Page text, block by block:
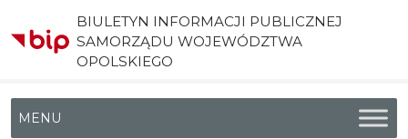
BIULETYN INFORMACJI PUBLICZNEJ
SAMORZĄDU WOJEWÓDZTWA
OPOLSKIEGO
Menu główne